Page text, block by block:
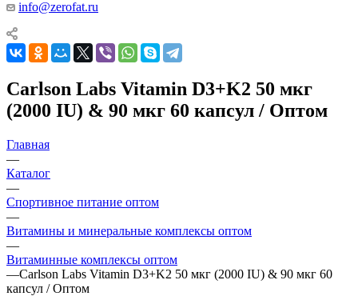
info@zerofat.ru
Carlson Labs Vitamin D3+K2 50 мкг
(2000 IU) & 90 мкг 60 капсул / Оптом
Главная
—
Каталог
—
Спортивное питание оптом
—
Витамины и минеральные комплексы оптом
—
Витаминные комплексы оптом
—Carlson Labs Vitamin D3+K2 50 мкг (2000 IU) & 90 мкг 60
капсул / Оптом